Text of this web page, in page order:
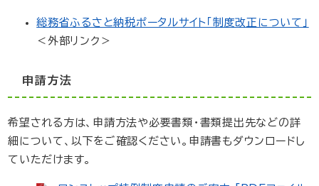
総務省ふるさと納税ポータルサイト「制度改正について」
＜外部リンク＞
申請方法
希望される方は、申請方法や必要書類・書類提出先などの詳
細について、以下をご確認ください。申請書もダウンロードし
ていただけます。